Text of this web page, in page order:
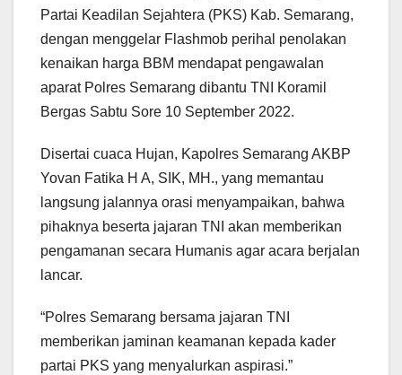
Partai Keadilan Sejahtera (PKS) Kab. Semarang,
dengan menggelar Flashmob perihal penolakan
kenaikan harga BBM mendapat pengawalan
aparat Polres Semarang dibantu TNI Koramil
Bergas Sabtu Sore 10 September 2022.
Disertai cuaca Hujan, Kapolres Semarang AKBP
Yovan Fatika H A, SIK, MH., yang memantau
langsung jalannya orasi menyampaikan, bahwa
pihaknya beserta jajaran TNI akan memberikan
pengamanan secara Humanis agar acara berjalan
lancar.
“Polres Semarang bersama jajaran TNI
memberikan jaminan keamanan kepada kader
partai PKS yang menyalurkan aspirasi.”